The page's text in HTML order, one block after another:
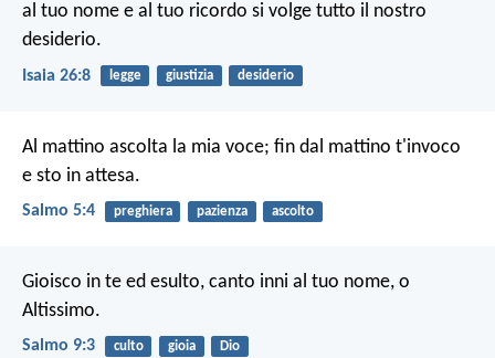
al tuo nome e al tuo ricordo si volge tutto il nostro
desiderio.
Isaia 26:8 legge giustizia desiderio
Al mattino ascolta la mia voce; fin dal mattino t'invoco
e sto in attesa.
Salmo 5:4 preghiera pazienza ascolto
Gioisco in te ed esulto, canto inni al tuo nome, o
Altissimo.
Salmo 9:3 culto gioia Dio